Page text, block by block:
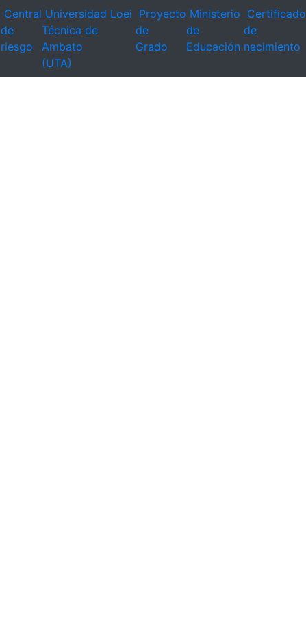
Central
de
riesgo
Universidad
Técnica de
Ambato
(UTA)
Loei Proyecto
de
Grado
Ministerio
de
Educación
Certificado
de
nacimiento